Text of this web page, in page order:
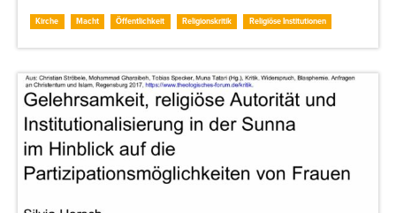
Kirche Macht Öffentlichkeit Religionskritik Religiöse Institutionen